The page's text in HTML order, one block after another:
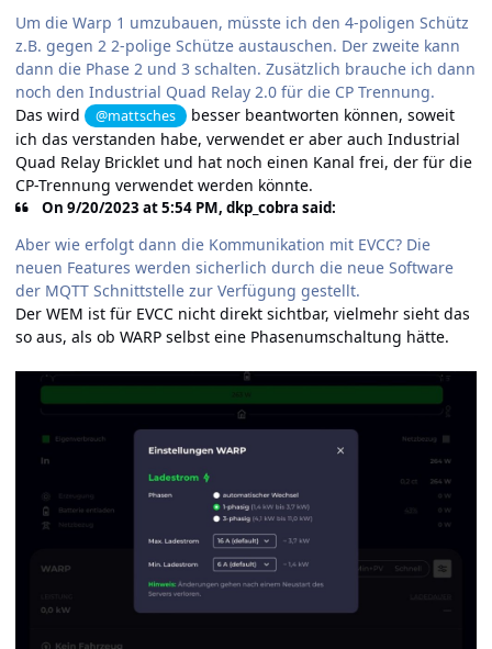
Um die Warp 1 umzubauen, müsste ich den 4-poligen Schütz
z.B. gegen 2 2-polige Schütze austauschen. Der zweite kann
dann die Phase 2 und 3 schalten. Zusätzlich brauche ich dann
noch den Industrial Quad Relay 2.0 für die CP Trennung.
Das wird
@mattsches
besser beantworten können, soweit
ich das verstanden habe, verwendet er aber auch Industrial
Quad Relay Bricklet und hat noch einen Kanal frei, der für die
CP-Trennung verwendet werden könnte.
On 9/20/2023 at 5:54 PM, dkp_cobra said:
Aber wie erfolgt dann die Kommunikation mit EVCC? Die
neuen Features werden sicherlich durch die neue Software
der MQTT Schnittstelle zur Verfügung gestellt.
Der WEM ist für EVCC nicht direkt sichtbar, vielmehr sieht das
so aus, als ob WARP selbst eine Phasenumschaltung hätte.